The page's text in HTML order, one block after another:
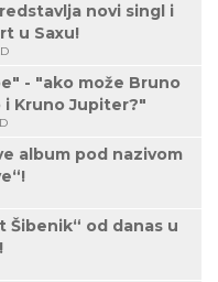
novi singl i
u Saxu!
- "ako može Bruno
i Kruno Jupiter?"
album pod nazivom
Šibenik“ od danas u